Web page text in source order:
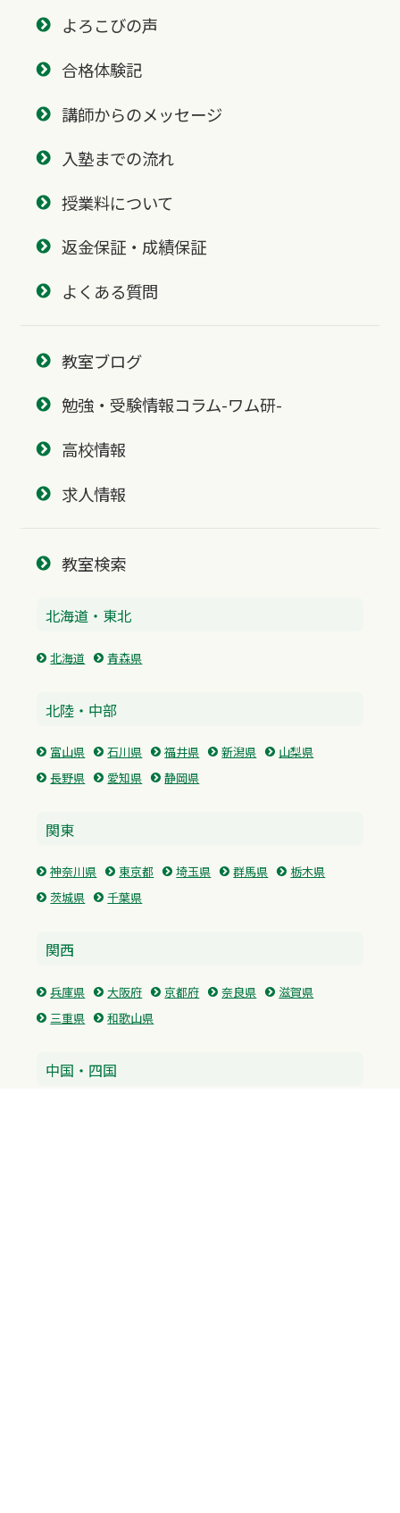
よろこびの声
合格体験記
講師からのメッセージ
入塾までの流れ
授業料について
返金保証・成績保証
よくある質問
教室ブログ
勉強・受験情報コラム-ワム研-
高校情報
求人情報
教室検索
北海道・東北
北海道 青森県
北陸・中部
富山県 石川県 福井県 新潟県
山梨県
長野県
愛知県 静岡県
関東
神奈川県 東京都 埼玉県 群馬県
栃木県
茨城県
千葉県
関西
兵庫県 大阪府 京都府 奈良県
滋賀県
三重県
和歌山県
中国・四国